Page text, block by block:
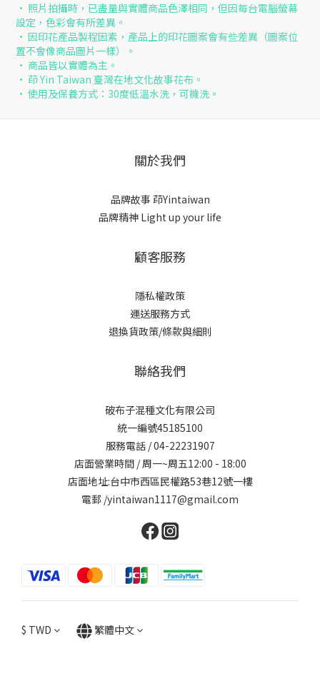
• 照片拍攝時，已盡量與實體商品色澤相同，但因每台電腦螢幕
設定，色彩會有所差異。
• 因印花產品製程因素，產品上的印花圖案會有些差異（圖案位
置不會像商品圖片一樣）。
• 商品皆以實體為主。
• 茚 Yin Taiwan 臺灣在地文化故事花布。
• 使用及保養方式：30度低溫水洗，可機洗。
關於我們
品牌故事 茚Yintaiwan
品牌精神 Light up your life
顧客服務
隱私權政策
運送服務方式
退換貨政策/條款與細則
聯絡我們
破布子混種文化有限公司
統一編號45185100
服務電話 / 04-22231907
店面營業時間 / 周一~周五12:00 - 18:00
店面地址:台中市西區民權路53巷12號一樓
電郵 /yintaiwan1117@gmail.com
$ TWD 繁體中文